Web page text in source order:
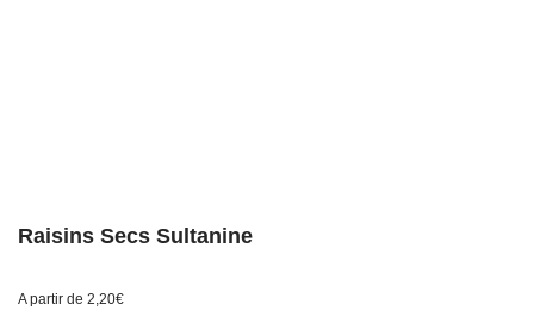
Raisins Secs Sultanine
A partir de 2,20€